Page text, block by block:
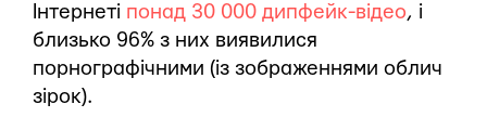
Інтернеті понад 30 000 дипфейк-відео, і
близько 96% з них виявилися
порнографічними (із зображеннями облич
зірок).